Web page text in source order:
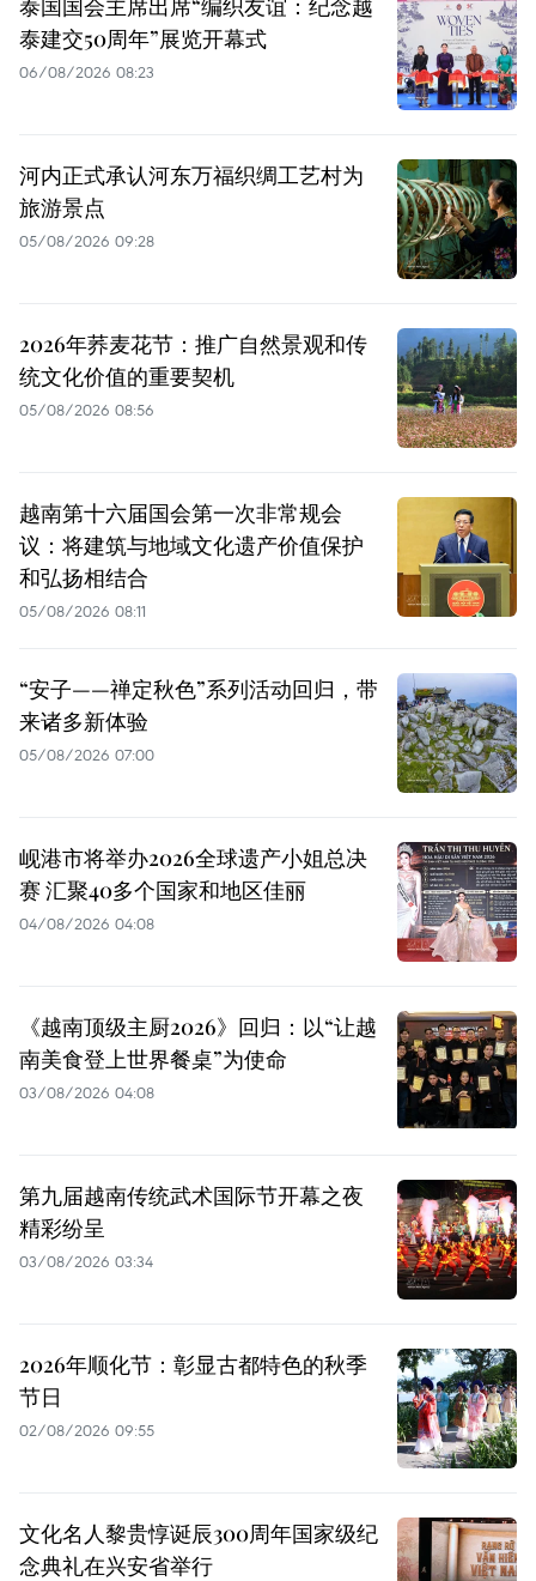
泰国国会主席出席“编织友谊：纪念越
泰建交50周年”展览开幕式
06/08/2026 08:23
河内正式承认河东万福织绸工艺村为
旅游景点
05/08/2026 09:28
2026年荞麦花节：推广自然景观和传
统文化价值的重要契机
05/08/2026 08:56
越南第十六届国会第一次非常规会
议：将建筑与地域文化遗产价值保护
和弘扬相结合
05/08/2026 08:11
“安子——禅定秋色”系列活动回归，带
来诸多新体验
05/08/2026 07:00
岘港市将举办2026全球遗产小姐总决
赛 汇聚40多个国家和地区佳丽
04/08/2026 04:08
《越南顶级主厨2026》回归：以“让越
南美食登上世界餐桌”为使命
03/08/2026 04:08
第九届越南传统武术国际节开幕之夜
精彩纷呈
03/08/2026 03:34
2026年顺化节：彰显古都特色的秋季
节日
02/08/2026 09:55
文化名人黎贵惇诞辰300周年国家级纪
念典礼在兴安省举行